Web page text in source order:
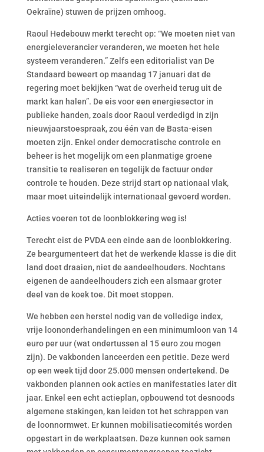
Oekraïne) stuwen de prijzen omhoog.
Raoul Hedebouw merkt terecht op: “We moeten niet van
energieleverancier veranderen, we moeten het hele
systeem veranderen.” Zelfs een editorialist van De
Standaard beweert op maandag 17 januari dat de
regering moet bekijken “wat de overheid terug uit de
markt kan halen”. De eis voor een energiesector in
publieke handen, zoals door Raoul verdedigd in zijn
nieuwjaarstoespraak, zou één van de Basta-eisen
moeten zijn. Enkel onder democratische controle en
beheer is het mogelijk om een planmatige groene
transitie te realiseren en tegelijk de factuur onder
controle te houden. Deze strijd start op nationaal vlak,
maar moet uiteindelijk internationaal gevoerd worden.
Acties voeren tot de loonblokkering weg is!
Terecht eist de PVDA een einde aan de loonblokkering.
Ze beargumenteert dat het de werkende klasse is die dit
land doet draaien, niet de aandeelhouders. Nochtans
eigenen de aandeelhouders zich een alsmaar groter
deel van de koek toe. Dit moet stoppen.
We hebben een herstel nodig van de volledige index,
vrije loononderhandelingen en een minimumloon van 14
euro per uur (wat ondertussen al 15 euro zou mogen
zijn). De vakbonden lanceerden een petitie. Deze werd
op een week tijd door 25.000 mensen ondertekend. De
vakbonden plannen ook acties en manifestaties later dit
jaar. Enkel een echt actieplan, opbouwend tot desnoods
algemene stakingen, kan leiden tot het schrappen van
de loonnormwet. Er kunnen mobilisatiecomités worden
opgestart in de werkplaatsen. Deze kunnen ook samen